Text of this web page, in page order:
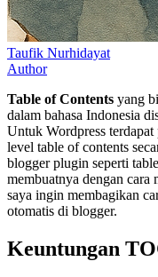
Taufik Nurhidayat
Author
Table of Contents yang
dalam bahasa Indonesia
Untuk Wordpress
level table of contents
blogger plugin seperti
membuatnya dengan cara
saya ingin membagikan
otomatis di blogger.
Keuntungan